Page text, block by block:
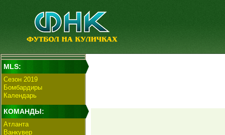
MLS:
Сезон 2019
Бомбардиры
Календарь
КОМАНДЫ:
Атланта
Ванкувер